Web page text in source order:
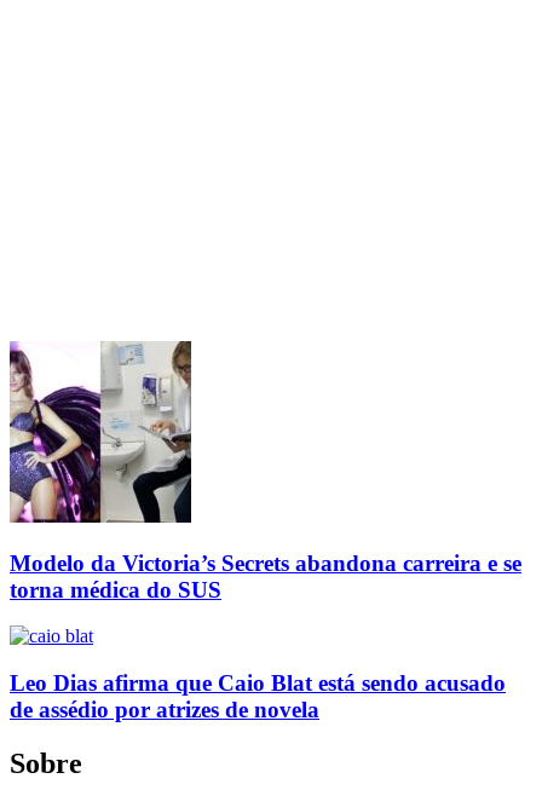
Modelo da Victoria’s Secrets abandona carreira e se
torna médica do SUS
Leo Dias afirma que Caio Blat está sendo acusado
de assédio por atrizes de novela
Sobre